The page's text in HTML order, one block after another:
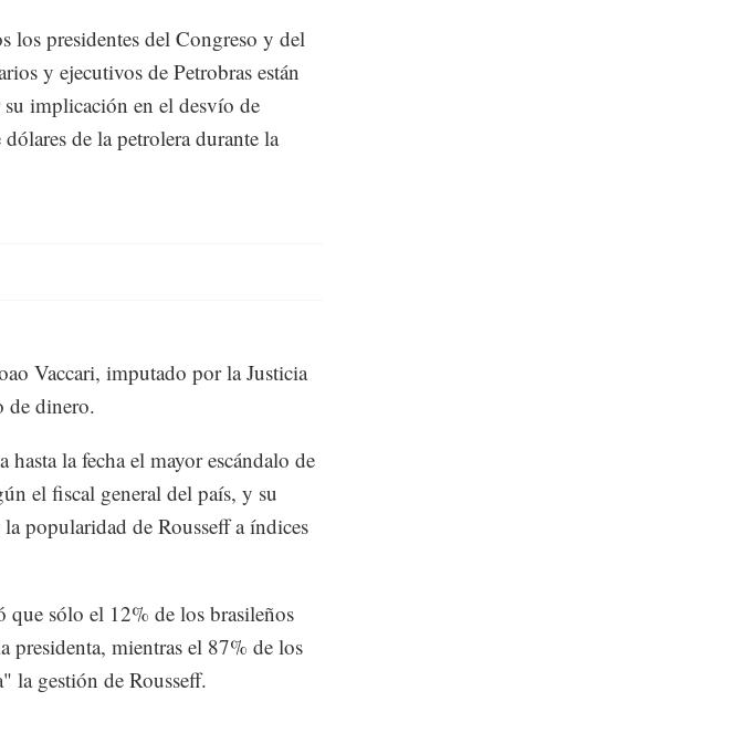
los presidentes del Congreso y del
y ejecutivos de Petrobras están
implicación en el desvío de
de la petrolera durante la
Vaccari, imputado por la Justicia
de dinero.
la fecha el mayor escándalo de
el fiscal general del país, y su
popularidad de Rousseff a índices
que sólo el 12% de los brasileños
presidenta, mientras el 87% de los
la gestión de Rousseff.